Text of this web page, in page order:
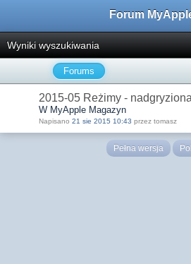
Forum
Wyniki wyszukiwania
Forums
2015-05 Reżimy -
W MyApple Magazyn
Napisano 21 sie 2015 10:43 przez tomasz
Pełna wersja